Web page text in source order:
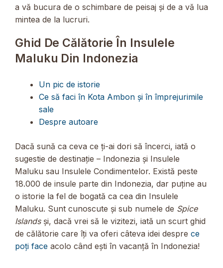
a vă bucura de o schimbare de peisaj și de a vă lua
mintea de la lucruri.
Ghid De Călătorie În Insulele
Maluku Din Indonezia
Un pic de istorie
Ce să faci în Kota Ambon și în împrejurimile
sale
Despre autoare
Dacă sună ca ceva ce ți-ai dori să încerci, iată o
sugestie de destinație – Indonezia și Insulele
Maluku sau Insulele Condimentelor. Există peste
18.000 de insule parte din Indonezia, dar puține au
o istorie la fel de bogată ca cea din Insulele
Maluku. Sunt cunoscute și sub numele de Spice
Islandsși, dacă vrei să le vizitezi, iată un scurt ghid
de călătorie care îți va oferi câteva idei despre ce
poți face acolo când ești în vacanță în Indonezia!